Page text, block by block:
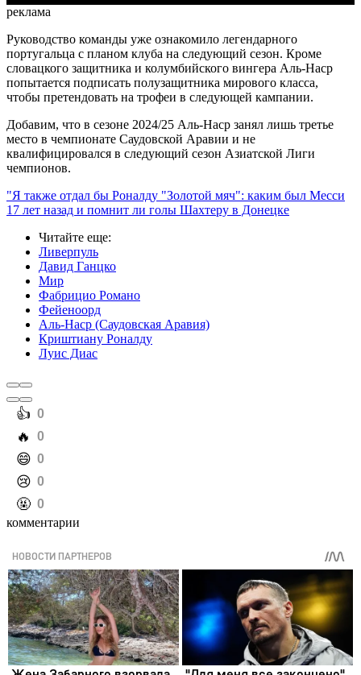
реклама
Руководство команды уже ознакомило легендарного
португальца с планом клуба на следующий сезон. Кроме
словацкого защитника и колумбийского вингера Аль-Наср
попытается подписать полузащитника мирового класса,
чтобы претендовать на трофеи в следующей кампании.
Добавим, что в сезоне 2024/25 Аль-Наср занял лишь третье
место в чемпионате Саудовской Аравии и не
квалифицировался в следующий сезон Азиатской Лиги
чемпионов.
"Я также отдал бы Роналду "Золотой мяч": каким был Месси
17 лет назад и помнит ли голы Шахтеру в Донецке
Читайте еще:
Ливерпуль
Давид Ганцко
Мир
Фабрицио Романо
Фейеноорд
Аль-Наср (Саудовская Аравия)
Криштиану Роналду
Луис Диас
️👍 0
️🔥 0
️😄 0
️😢 0
️🤬 0
комментарии